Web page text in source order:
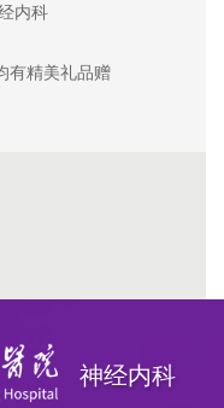
内科
有精美礼品赠
神经内科